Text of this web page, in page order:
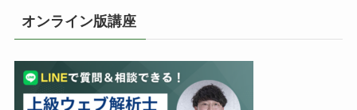
オンライン版講座